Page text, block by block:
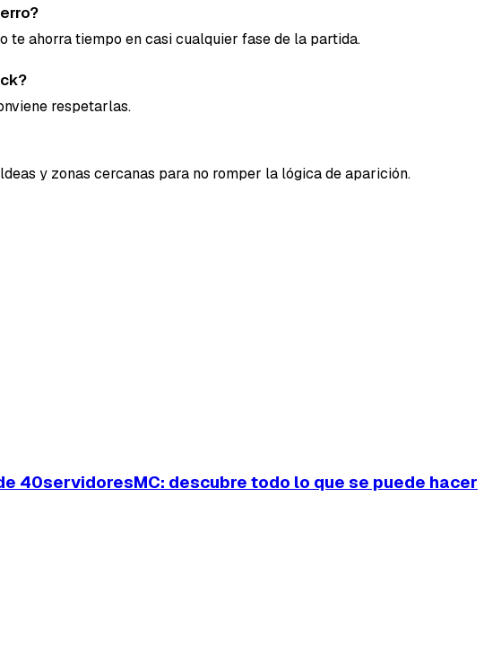
te ahorra tiempo en casi cualquier fase de la partida.
respetarlas.
y zonas cercanas para no romper la lógica de aparición.
40servidoresMC: descubre todo lo que se puede hacer